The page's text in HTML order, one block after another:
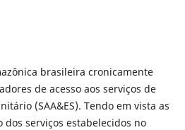
brasileira cronicamente
de acesso aos serviços de
(SAA&ES). Tendo em vista as
dos serviços estabelecidos no